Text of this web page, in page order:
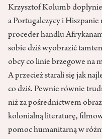
Krzysztof Kolumb
a Portugalczycy i
proceder handlu
sobie dziś wyobrazić
obcy co linie brzegowe na
A przecież starali się jak
co dziś. Pewnie równie
niż za pośrednictwem
kolonialną literaturę,
pomoc humanitarną w